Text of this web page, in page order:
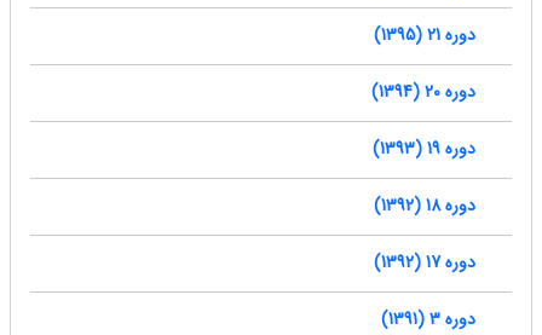
دوره 21 (1395)
دوره 20 (1394)
دوره 19 (1393)
دوره 18 (1392)
دوره 17 (1392)
دوره 3 (1391)